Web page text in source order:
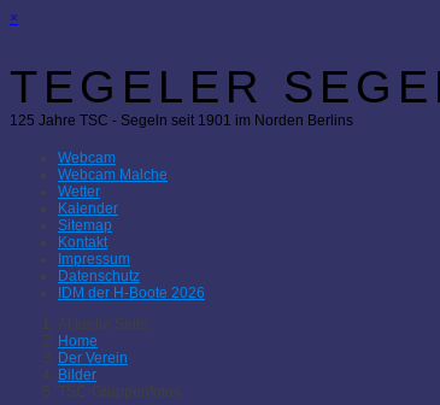
×
TEGELER
125 Jahre TSC - Segeln seit 1901 im Norden Berlins
Webcam
Webcam Malche
Wetter
Kalender
Sitemap
Kontakt
Impressum
Datenschutz
IDM der H-Boote 2026
Aktuelle Seite:
Home
Der Verein
Bilder
TSC-Gruppenfotos